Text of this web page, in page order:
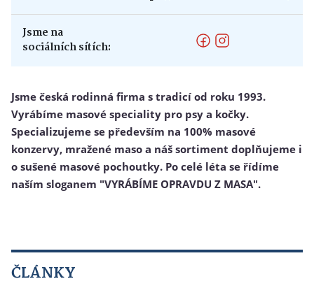
Jsme na
sociálních sítích:
Jsme česká rodinná firma s tradicí od roku 1993.
Vyrábíme masové speciality pro psy a kočky.
Specializujeme se především na 100% masové
konzervy, mražené maso a náš sortiment doplňujeme i
o sušené masové pochoutky. Po celé léta se řídíme
naším sloganem "VYRÁBÍME OPRAVDU Z MASA".
ČLÁNKY